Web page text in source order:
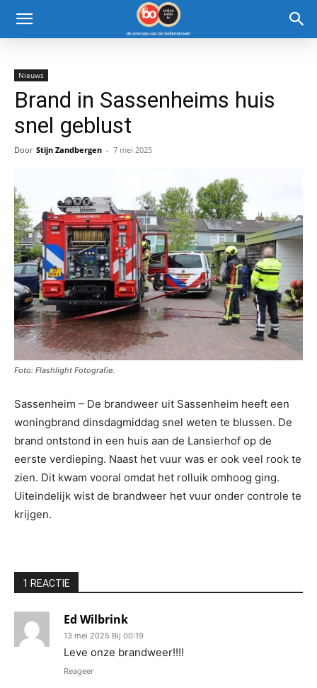
Nieuws
Brand in Sassenheims huis
snel geblust
Door Stijn Zandbergen - 7 mei 2025
Foto: Flashlight Fotografie.
Sassenheim – De brandweer uit Sassenheim heeft een
woningbrand dinsdagmiddag snel weten te blussen. De
brand ontstond in een huis aan de Lansierhof op de
eerste verdieping. Naast het vuur was er ook veel rook te
zien. Dit kwam vooral omdat het rolluik omhoog ging.
Uiteindelijk wist de brandweer het vuur onder controle te
krijgen.
1 REACTIE
Ed Wilbrink
13 mei 2025 Bij 00:19
Leve onze brandweer!!!!
Reageer